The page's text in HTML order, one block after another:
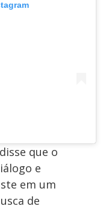
que o
e
em um
de